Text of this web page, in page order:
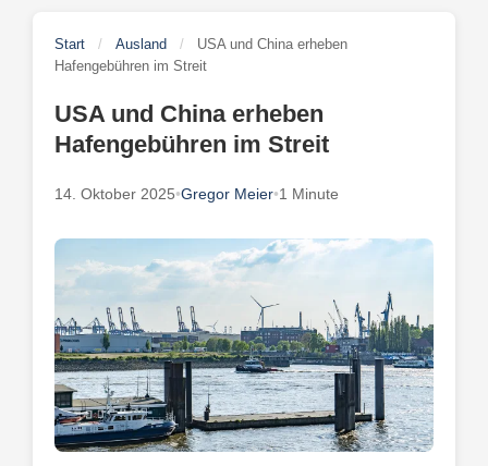
Start / Ausland /
USA und China erheben
Hafengebühren im Streit
USA und China erheben
Hafengebühren im Streit
14. Oktober 2025•Gregor Meier•1 Minute